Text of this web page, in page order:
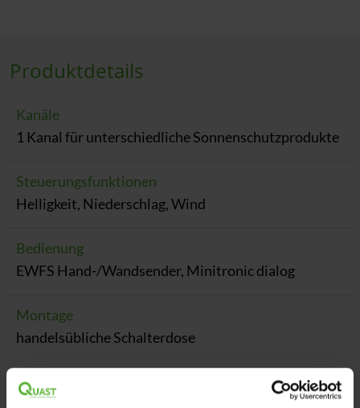
Produktdetails
Kanäle
1 Kanal für unterschiedliche Sonnenschutzprodukte
Steuerungsfunktionen
Helligkeit, Niederschlag, Wind
Bedienung
EWFS Hand-/Wandsender, Minitronic dialog
Montage
handelsübliche Schalterdose